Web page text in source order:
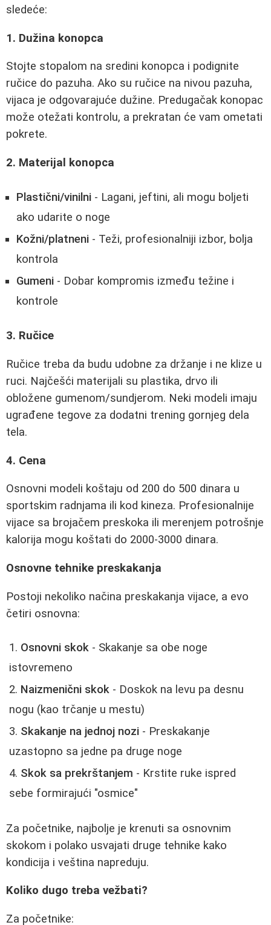
sledeće:
1. Dužina konopca
Stojte stopalom na sredini konopca i podignite
ručice do pazuha. Ako su ručice na nivou pazuha,
vijaca je odgovarajuće dužine. Predugačak konopac
može otežati kontrolu, a prekratan će vam ometati
pokrete.
2. Materijal konopca
Plastični/vinilni - Lagani, jeftini, ali mogu boljeti
ako udarite o noge
Kožni/platneni - Teži, profesionalniji izbor, bolja
kontrola
Gumeni - Dobar kompromis između težine i
kontrole
3. Ručice
Ručice treba da budu udobne za držanje i ne klize u
ruci. Najčešći materijali su plastika, drvo ili
obložene gumenom/sundjerom. Neki modeli imaju
ugrađene tegove za dodatni trening gornjeg dela
tela.
4. Cena
Osnovni modeli koštaju od 200 do 500 dinara u
sportskim radnjama ili kod kineza. Profesionalnije
vijace sa brojačem preskoka ili merenjem potrošnje
kalorija mogu koštati do 2000-3000 dinara.
Osnovne tehnike preskakanja
Postoji nekoliko načina preskakanja vijace, a evo
četiri osnovna:
Osnovni skok - Skakanje sa obe noge
istovremeno
Naizmenični skok - Doskok na levu pa desnu
nogu (kao trčanje u mestu)
Skakanje na jednoj nozi - Preskakanje
uzastopno sa jedne pa druge noge
Skok sa prekrštanjem - Krstite ruke ispred
sebe formirajući "osmice"
Za početnike, najbolje je krenuti sa osnovnim
skokom i polako usvajati druge tehnike kako
kondicija i veština napreduju.
Koliko dugo treba vežbati?
Za početnike: